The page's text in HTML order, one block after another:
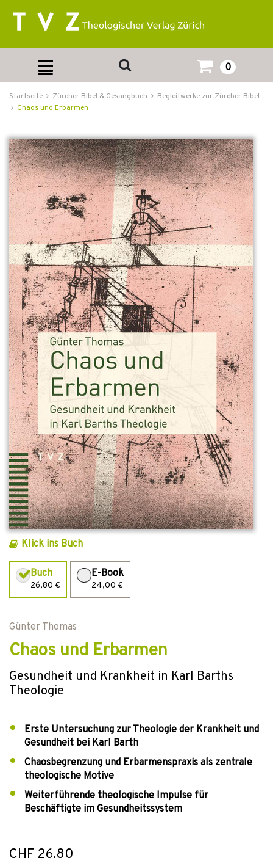
0
Startseite Zürcher Bibel & Gesangbuch
Begleitwerke zur Zürcher Bibel
Chaos und Erbarmen
Klick ins Buch
Buch
26,80 €
E-Book
24,00 €
Günter Thomas
Chaos und Erbarmen
Gesundheit und Krankheit in Karl Barths
Theologie
Erste Untersuchung zur Theologie der Krankheit und
Gesundheit bei Karl Barth
Chaosbegrenzung und Erbarmenspraxis als zentrale
theologische Motive
Weiterführende theologische Impulse für
Beschäftigte im Gesundheitssystem
CHF 26.80